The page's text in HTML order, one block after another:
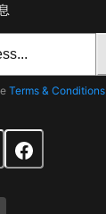
Terms & Conditions